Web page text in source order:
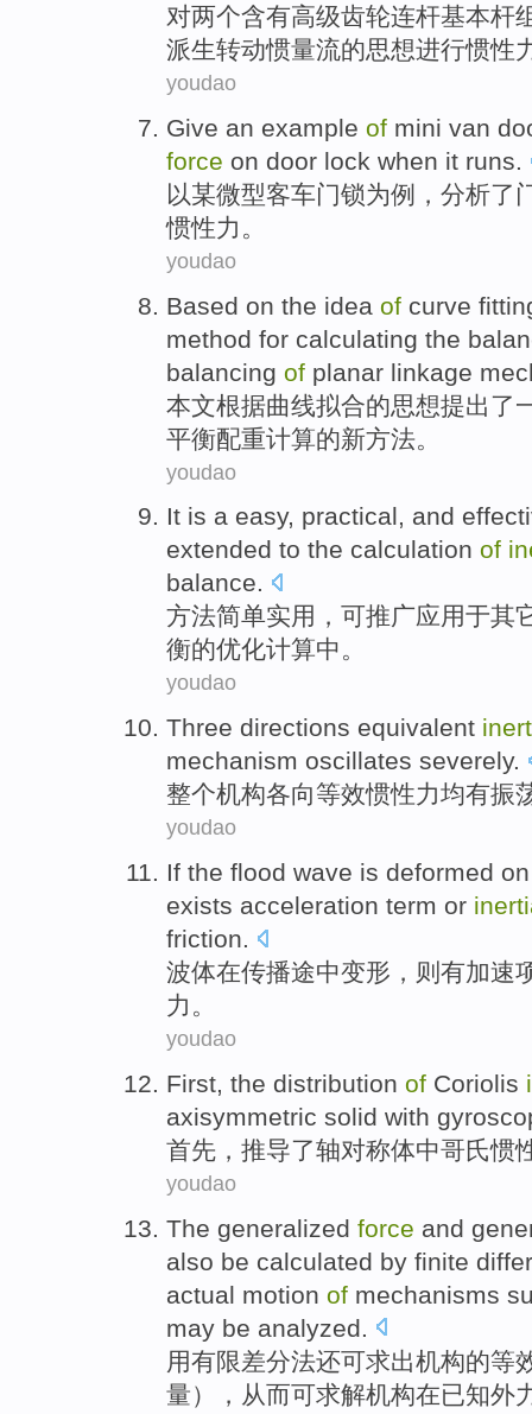
对两个含有高级齿轮连杆基本杆
派生转动惯量流的思想进行惯性
youdao
Give an example of mini van
force on door lock when it runs.
以某微型客车门锁为例 ， 分析了
惯性力 。
youdao
Based on the idea of curve
method for calculating the
balancing of planar linkage
本文根据曲线拟合的思想提出了
平衡配重计算的新方法。
youdao
It is a easy, practical, and
extended to the calculation of
balance.
方法简单实用 ， 可推广应用于其
衡的优化计算中。
youdao
Three directions equivalent
mechanism oscillates severely.
整个机构各向等效惯性力均有振
youdao
If the flood wave is deformed
exists acceleration term or
friction.
波体在传播途中变形 ，则 有加速
力。
youdao
First, the distribution of Coriolis
axisymmetric solid with
首先 ，推导了轴对称体中哥氏惯
youdao
The generalized force and
also be calculated by finite
actual motion of mechanisms
may be analyzed.
用有限差分法还可求出机构的等
量），从而可求解机构在已知外